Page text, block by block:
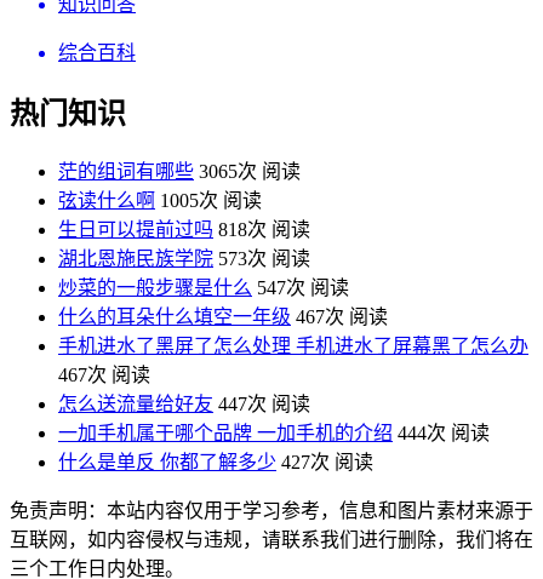
综合百科
热门知识
茫的组词有哪些 3065次 阅读
弦读什么啊 1005次 阅读
生日可以提前过吗 818次 阅读
湖北恩施民族学院 573次 阅读
炒菜的一般步骤是什么 547次 阅读
什么的耳朵什么填空一年级 467次 阅读
手机进水了黑屏了怎么处理 手机进水了屏幕黑了怎么办
467次 阅读
怎么送流量给好友 447次 阅读
一加手机属于哪个品牌 一加手机的介绍 444次 阅读
什么是单反 你都了解多少 427次 阅读
免责声明：本站内容仅用于学习参考，信息和图片素材来源于
互联网，如内容侵权与违规，请联系我们进行删除，我们将在
三个工作日内处理。